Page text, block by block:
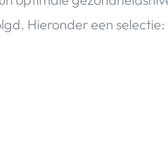
Hieronder een selectie: